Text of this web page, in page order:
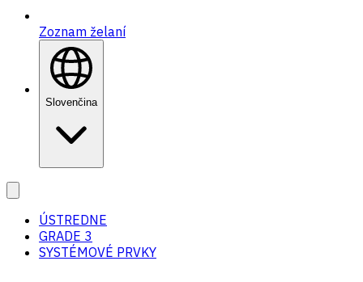
Zoznam želaní
Slovenčina
ÚSTREDNE
GRADE 3
SYSTÉMOVÉ PRVKY